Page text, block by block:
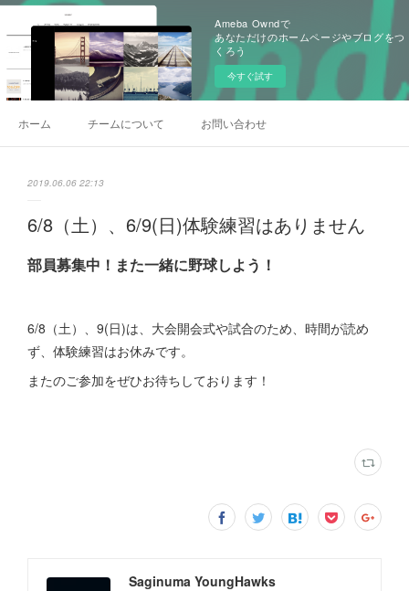
Ameba Owndで
あなただけのホームページやブログをつ
くろう
今すぐ試す
ホーム チームについて お問い合わせ
2019.06.06 22:13
6/8（土）、6/9(日)体験練習はありません
部員募集中！また一緒に野球しよう！
6/8（土）、9(日)は、大会開会式や試合のため、時間が読め
ず、体験練習はお休みです。
またのご参加をぜひお待ちしております！
Saginuma YoungHawks